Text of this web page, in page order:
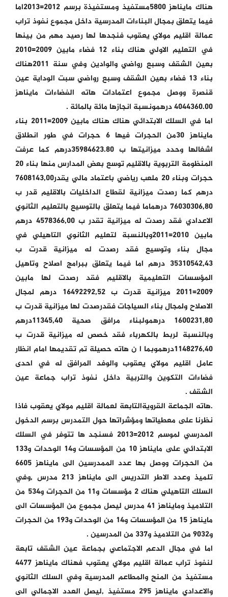
هناك مايناهز 5800مستفيذ ومستفيذة برسم 2012=2013اما
فيما يتعلق بمجال البناءات المدرسية داخل مجموع نفوذ تراب
عمالة اقليم مولاي يعقوب فنجدها لها رصيد مهم من بينها
في التعليم الاولي هناك بناء 12 فضاء مابين 2009=2010
بعين الشقف وسبع رواضي والوادين وفي سنة 2011هناك
بناء 13 فضاء بعين الشقف وسبع رواضي سبت الوداية عين
قنصرة ووصل مجموع اعتمادات هاته الفضاءات مايناهز
4044360.00 درهمونسبة انجازها مائة بالمائة .
اما في السلك الابتدائي هناك هناك مابين 2009=2011 بناء
مايناهز 30من الحجرات فيها 6 حجرات في طور انطلاق
اشغالها وحدد ميزانيتها ب 35984623.80درهم كما عرفت
المنظومة التربوية بالاقليم توسع بعض المدارس منها بناء 20
حجرات وبناء 20 ملعب رياضي باعتماد مالي يقدر7608143,00
درهم كما رصدت ميزانية لقطاع الداخليات بالاقليم قدر ب
76030306,80 درهماما فيما يتعلق بالتوسيع بالتعليم الثانوي
الاعدادي فقد رصدت له ميزانية تقدر ب 4578366,00 درهم
مابين 2010=2011وبالنسبة لتعليم الثانوي التاهيلي في
مجال بناء وتوسيع فقد رصدت له ميزانية قدرت ب
35310542,43 درهم اما فيما يتعلق ببرامج اصلاح وتاهيل
المؤسسات التعليمية بالاقليم فقد رصدت لها مابين
2009=2011 ميزانية قدرت ب 16492292,52 درهم لمجال
الاصلاح ولمجال بناء السياجات فقدرصدت لها ميزانية قدرت ب
1600231,80 درهمولبناء مرافق صحية 11345,40درهم
وبالنسبة لربط بالكهرباء فقد خصص له ميزانية قدرت ب
1148276,40درهموبما ا ن هاته حصيلة تم تقديمها امام انظار
عامل اقليم مولاي يعقوب والوفد المرافق له في احدى
فضاءات التكوين والتربية داخل نفوذ تراب جماعة عين
الشقف .
.هاته الجماعة القرويةالتابعة لعمالة اقليم مولاي يعقوب فاذا
نظرنا على معطياتها ومؤشراتها حول التمدرس برسم الدخول
المدرسي لموسم 2012=2013 فسنجد ها تتوفر في السلك
الابتدائي على مايناهز 10 من المؤسسات و14 الوحدات و133
من الحجرات ووصل بها عدد الممدرسين الى مايناهز 6605
تلميذ وعدد الاطر التدريس الى مايناهز 213 مدرس ,وفي
السلك التاهيلي هناك 2 مؤسسات و11 من الحجرات و534 من
التلاميذ ومايناهز 41 مدرس ليصل مجموع من المؤسسات الى
مايناهز 15 من المؤسسات و14 من الوحدات و193 من الحجرات
و9032 من التلاميذ و337 من المدرسين .
اما في مجال الدعم الاجتماعي بجماعة عين الشقف تابعة
لنفوذ تراب عمالة اقليم مولاي يعقوب فهناك مايناهز 4477
مستفيذ من المنح والمطاعم المدرسية وفي السلك الثانوي
والاعدادي مايناهز 295 مستفيذ ,ليصل العدد الاجمالي الى